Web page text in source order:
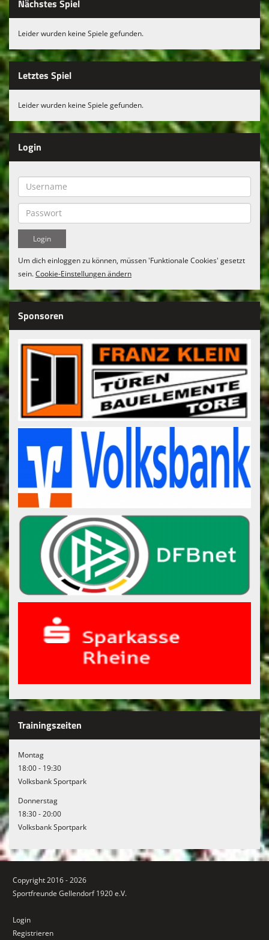
Nächstes Spiel
Leider wurden keine Spiele gefunden.
Letztes Spiel
Leider wurden keine Spiele gefunden.
Login
Um dich einloggen zu können, müssen 'Funktionale Cookies' gesetzt
sein.Cookie-Einstellungen ändern
Sponsoren
Trainingszeiten
Montag
18:00 - 19:30
Volksbank Sportpark
Donnerstag
18:30 - 20:00
Volksbank Sportpark
Copyright 2016 - 2026
Sportfreunde Gellendorf 1920 e.V.
Login
Registrieren